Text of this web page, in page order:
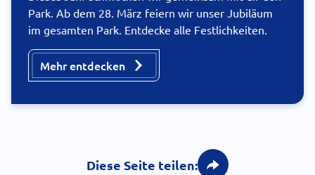
Park. Ab dem 28. März feiern wir unser Jubiläum
im gesamten Park. Entdecke alle Festlichkeiten.
Mehr entdecken
Diese Seite teilen: